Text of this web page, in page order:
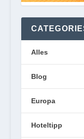
Alles
Blog
Europa
Hoteltipp